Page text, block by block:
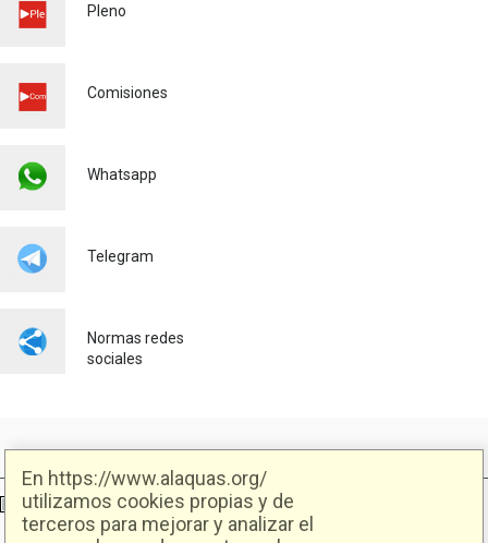
En https://www.alaquas.org/
utilizamos cookies propias y de
terceros para mejorar y analizar el
Educación 03/03/2026
Pleno
Comisiones
Whatsapp
Telegram
Normas redes
sociales
Ajuntament d'Alaquàs Creative Commons